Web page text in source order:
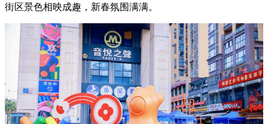
街区景色相映成趣，新春氛围满满。